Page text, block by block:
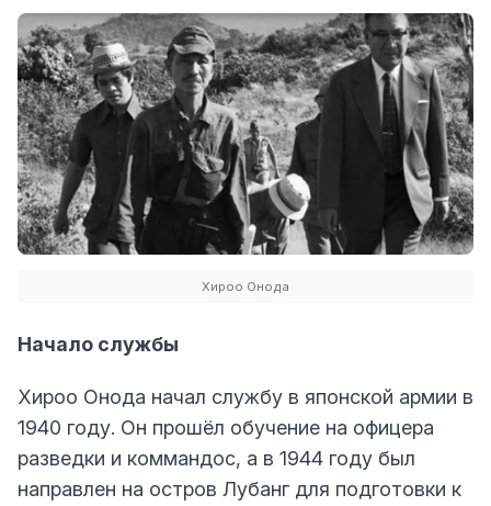
Хироо Онода
Начало службы
Хироо Онода начал службу в японской армии в
1940 году. Он прошёл обучение на офицера
разведки и коммандос, а в 1944 году был
направлен на остров Лубанг для подготовки к